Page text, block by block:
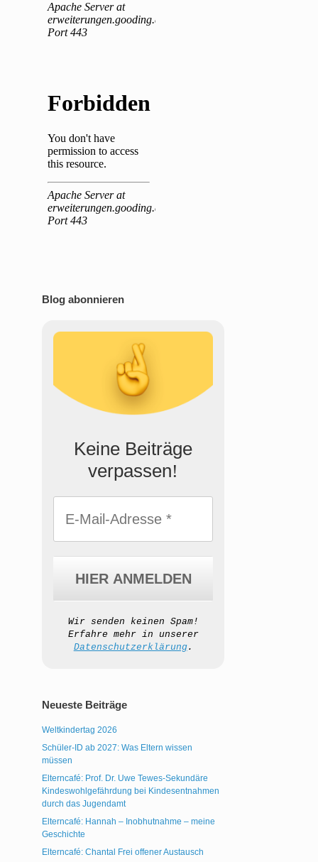
Blog abonnieren
Keine Beiträge
verpassen!
Wir senden keinen Spam!
Erfahre mehr in unserer
Datenschutzerklärung.
Neueste Beiträge
Weltkindertag 2026
Schüler-ID ab 2027: Was Eltern wissen
müssen
Elterncafé: Prof. Dr. Uwe Tewes-Sekundäre
Kindeswohlgefährdung bei Kindesentnahmen
durch das Jugendamt
Elterncafé: Hannah – Inobhutnahme – meine
Geschichte
Elterncafé: Chantal Frei offener Austausch